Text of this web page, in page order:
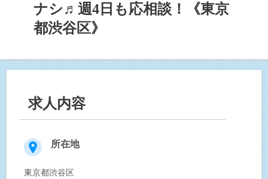
ナシ♬週4日も応相談！《東京
都渋谷区》
求人内容
所在地
東京都渋谷区